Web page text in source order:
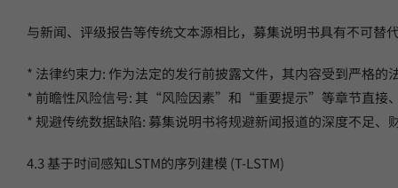
与新闻、评级报告等传统文本源相比，募集说明书具有不可替
* 法律约束力: 作为法定的发行前披露文件，其内容受到严格的
* 前瞻性风险信号: 其“风险因素”和“重要提示”等章节直接
* 规避传统数据缺陷: 募集说明书将规避新闻报道的深度不足
4.3 基于时间感知LSTM的序列建模 (T-LSTM)